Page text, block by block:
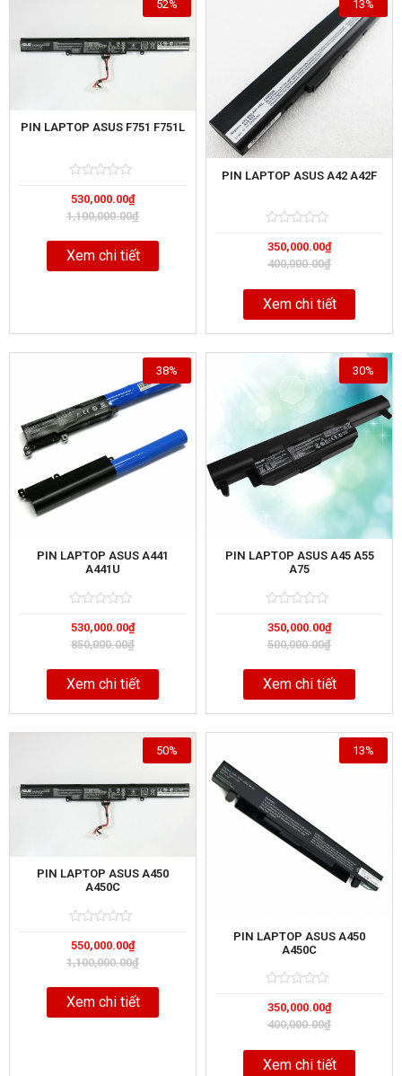
PIN LAPTOP ASUS F751 F751L
0
out
of
1,100,000.00₫
530,000.00₫
52%
Xem chi tiết
PIN LAPTOP ASUS A42 A42F
0
out
of
400,000.00₫
350,000.00₫
13%
Xem chi tiết
PIN LAPTOP ASUS A441
A441U
0
out
of
850,000.00₫
530,000.00₫
38%
Xem chi tiết
PIN LAPTOP ASUS A45 A55
A75
0
out
of
500,000.00₫
350,000.00₫
30%
Xem chi tiết
PIN LAPTOP ASUS A450
A450C
0
out
of
1,100,000.00₫
550,000.00₫
50%
Xem chi tiết
PIN LAPTOP ASUS A450
A450C
0
out
of
400,000.00₫
350,000.00₫
13%
Xem chi tiết